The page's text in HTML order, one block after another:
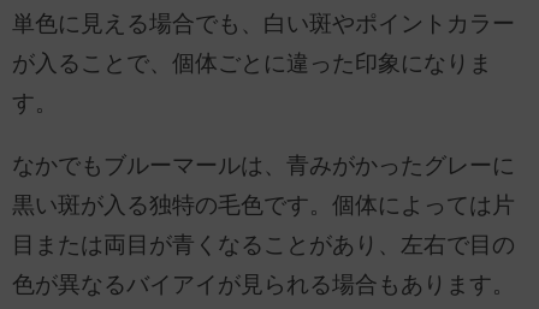
単色に見える場合でも、白い斑やポイントカラー
が入ることで、個体ごとに違った印象になりま
す。
なかでもブルーマールは、青みがかったグレーに
黒い斑が入る独特の毛色です。個体によっては片
目または両目が青くなることがあり、左右で目の
色が異なるバイアイが見られる場合もあります。